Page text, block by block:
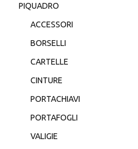
PIQUADRO
ACCESSORI
BORSELLI
CARTELLE
CINTURE
PORTACHIAVI
PORTAFOGLI
VALIGIE